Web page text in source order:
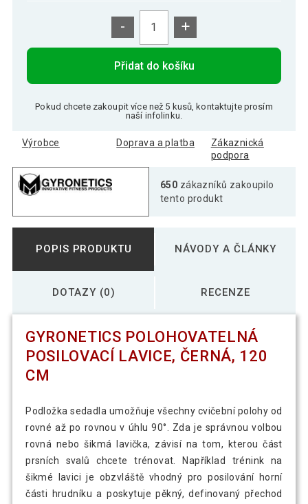
- +
Přidat do košíku
Pokud chcete zakoupit více než 5 kusů, kontaktujte prosím
naší infolinku.
Výrobce Doprava a platba
Zákaznická
podpora
650 zákazníků zakoupilo
tento produkt
POPIS PRODUKTU NÁVODY A ČLÁNKY
DOTAZY (0) RECENZE
GYRONETICS POLOHOVATELNÁ
POSILOVACÍ LAVICE, ČERNÁ, 120
CM
Podložka sedadla umožňuje všechny cvičební polohy od
rovné až po rovnou v úhlu 90°. Zda je správnou volbou
rovná nebo šikmá lavička, závisí na tom, kterou část
prsních svalů chcete trénovat. Například trénink na
šikmé lavici je obzvláště vhodný pro posilování horní
části hrudníku a poskytuje pěkný, definovaný přechod